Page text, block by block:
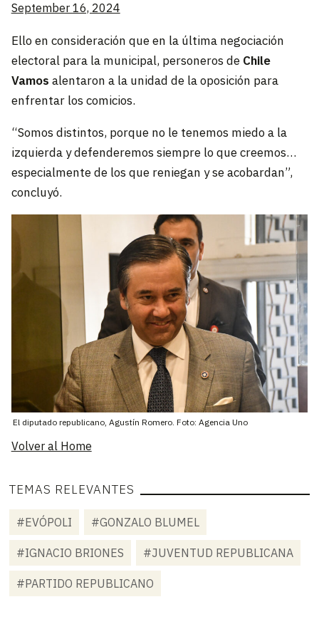
September 16, 2024
Ello en consideración que en la última negociación
electoral para la municipal, personeros de Chile
Vamos alentaron a la unidad de la oposición para
enfrentar los comicios.
“Somos distintos, porque no le tenemos miedo a la
izquierda y defenderemos siempre lo que creemos…
especialmente de los que reniegan y se acobardan”,
concluyó.
El diputado republicano, Agustín Romero. Foto: Agencia Uno
Volver al Home
TEMAS RELEVANTES
#EVÓPOLI #GONZALO BLUMEL
#IGNACIO BRIONES #JUVENTUD REPUBLICANA
#PARTIDO REPUBLICANO